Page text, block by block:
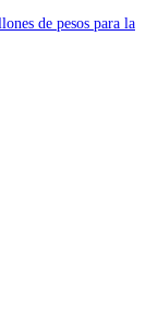
de pesos para la